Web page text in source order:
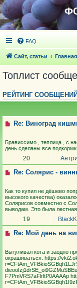
FAQ
Сайт, статьи
Топлист
РЕЙТИНГ СООБЩЕНИЙ
Re: Виноград
Брависсимо , теплица , с
день сделаны все
20
Re: Солярис -
Как то купил не дёшево
высокого качества)
Солярисов совместно с
выводам. Это была лестная
19
Re: Мой день на
Выгуливал кота и заодно
окрашиваться. https://
F7PmVRS7aFlrltP0AAAAp